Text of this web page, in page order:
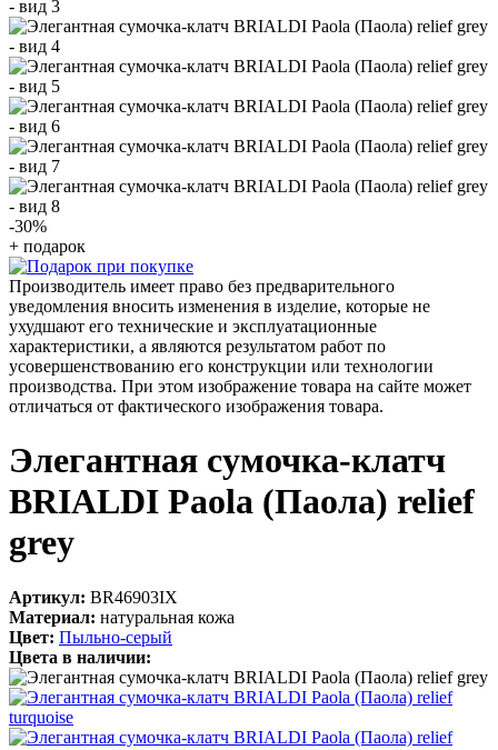
-30%
+ подарок
Производитель имеет право без предварительного
уведомления вносить изменения в изделие, которые не
ухудшают его технические и эксплуатационные
характеристики, а являются результатом работ по
усовершенствованию его конструкции или технологии
производства. При этом изображение товара на сайте может
отличаться от фактического изображения товара.
Элегантная сумочка-клатч
BRIALDI Paola (Паола) relief
grey
Артикул: BR46903IX
Материал: натуральная кожа
Цвет: Пыльно-серый
Цвета в наличии: